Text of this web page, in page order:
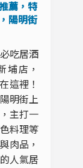
薦，特
陽明街
吃居酒
埔店，
這裡！
明街上
主打一
料理等
肉品，
人氣居